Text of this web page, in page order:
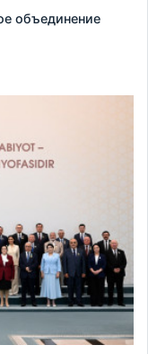
объединение